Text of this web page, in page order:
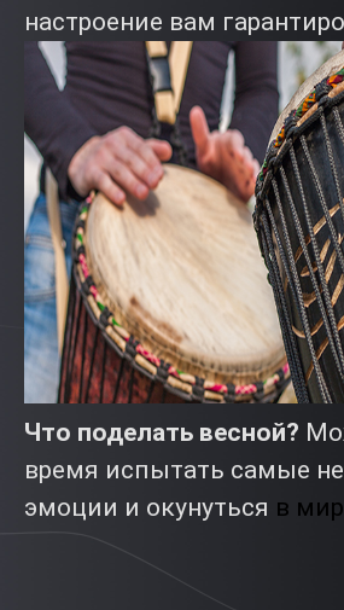
настроение вам
Что поделать весной?
время испытать самые
эмоции и окунуться в